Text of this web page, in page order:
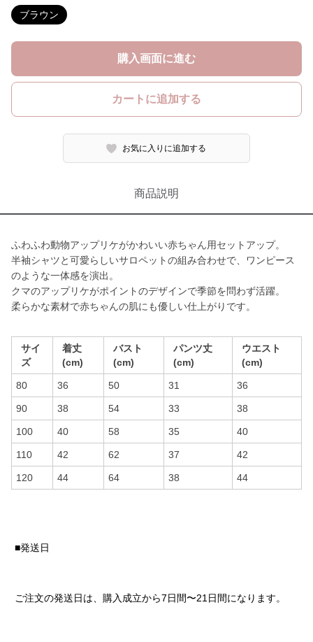
ブラウン
購入画面に進む
カートに追加する
お気に入りに追加する
商品説明
ふわふわ動物アップリケがかわいい赤ちゃん用セットアップ。
半袖シャツと可愛らしいサロペットの組み合わせで、ワンピース
のような一体感を演出。
クマのアップリケがポイントのデザインで季節を問わず活躍。
柔らかな素材で赤ちゃんの肌にも優しい仕上がりです。
サイ
ズ
着丈
(cm)
バスト
(cm)
パンツ丈
(cm)
ウエスト
(cm)
80 36 50 31 36
90 38 54 33 38
100 40 58 35 40
110 42 62 37 42
120 44 64 38 44
■発送日
ご注文の発送日は、購入成立から7日間〜21日間になります。